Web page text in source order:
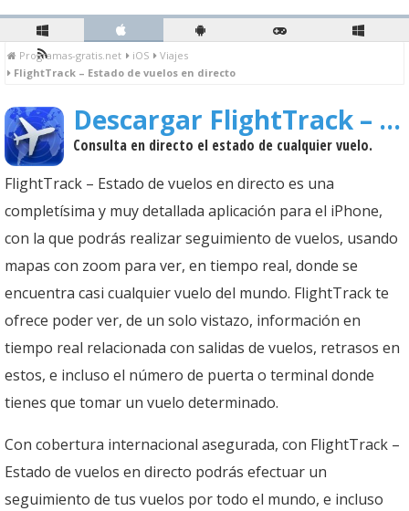
Programas-gratis.net iOS
Viajes
FlightTrack – Estado de vuelos en directo
Descargar FlightTrack – Estado de vuelos en directo
Consulta en directo el estado de cualquier vuelo.
FlightTrack – Estado de vuelos en directo es una
completísima y muy detallada aplicación para el iPhone,
con la que podrás realizar seguimiento de vuelos, usando
mapas con zoom para ver, en tiempo real, donde se
encuentra casi cualquier vuelo del mundo. FlightTrack te
ofrece poder ver, de un solo vistazo, información en
tiempo real relacionada con salidas de vuelos, retrasos en
estos, e incluso el número de puerta o terminal donde
tienes que tomar un vuelo determinado.
Con cobertura internacional asegurada, con FlightTrack –
Estado de vuelos en directo podrás efectuar un
seguimiento de tus vuelos por todo el mundo, e incluso